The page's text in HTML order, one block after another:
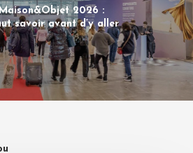
2026 :
savoir avant d’y aller